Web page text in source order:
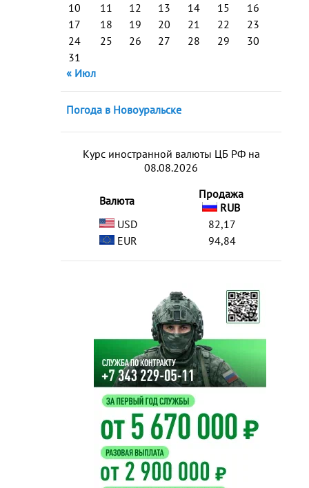
10
11 12 13 14 15
16
17
18 19 20 21 22
23
24
25 26 27 28 29
30
31
« Июл
Погода в Новоуральске
Курс иностранной валюты ЦБ РФ на
08.08.2026
Валюта
Продажа
RUB
USD
82,17
EUR
94,84